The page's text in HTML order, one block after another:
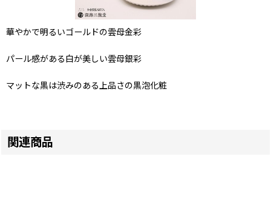
華やかで明るいゴールドの雲母金彩
パール感がある白が美しい雲母銀彩
マットな黒は渋みのある上品さの黒泡化粧
関連商品